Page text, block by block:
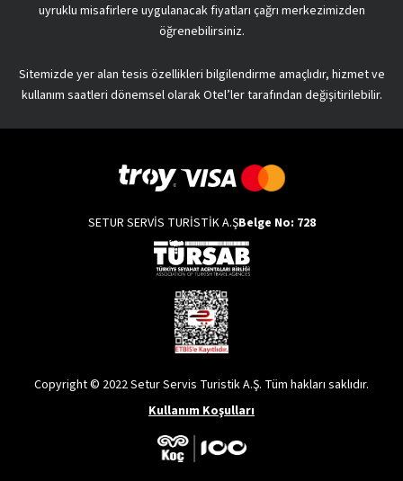
uyruklu misafirlere uygulanacak fiyatları çağrı merkezimizden
öğrenebilirsiniz.
Sitemizde yer alan tesis özellikleri bilgilendirme amaçlıdır, hizmet ve
kullanım saatleri dönemsel olarak Otel’ler tarafından değişitirilebilir.
SETUR SERVİS TURİSTİK A.ŞBelge No: 728
Copyright © 2022 Setur Servis Turistik A.Ş. Tüm hakları saklıdır.
Kullanım Koşulları